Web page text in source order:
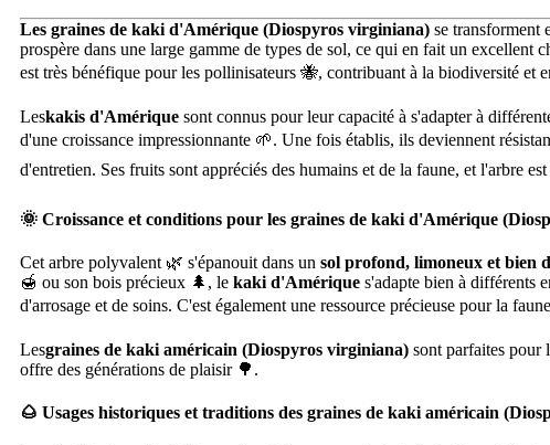
Les graines de kaki d'Amérique (Diospyros virginiana) se transforment
prospère dans une large gamme de types de sol, ce qui en fait un
est très bénéfique pour les pollinisateurs 🐝, contribuant à la biodiversité et
Leskakis d'Amérique sont connus pour leur capacité à s'adapter à
d'une croissance impressionnante 🌱. Une fois établis, ils deviennent
d'entretien. Ses fruits sont appréciés des humains et de la faune, et l'arbre
🌞 Croissance et conditions pour les graines de kaki d'Amérique
Cet arbre polyvalent 🌿 s'épanouit dans un sol profond, limoneux et bien
🍯 ou son bois précieux 🌲, le kaki d'Amérique s'adapte bien à différents
d'arrosage et de soins. C'est également une ressource précieuse pour la
Lesgraines de kaki américain (Diospyros virginiana) sont parfaites pour
offre des générations de plaisir 🌳.
🌰 Usages historiques et traditions des graines de kaki américain